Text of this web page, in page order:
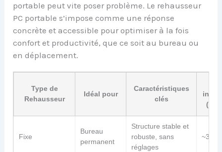
portable peut vite poser problème. Le rehausseur
PC portable s’impose comme une réponse
concrète et accessible pour optimiser à la fois
confort et productivité, que ce soit au bureau ou
en déplacement.
Type de
Rehausseur
Idéal pour
Caractéristiques
clés
Fixe
Bureau
permanent
Structure stable et
robuste, sans
réglages
~30€